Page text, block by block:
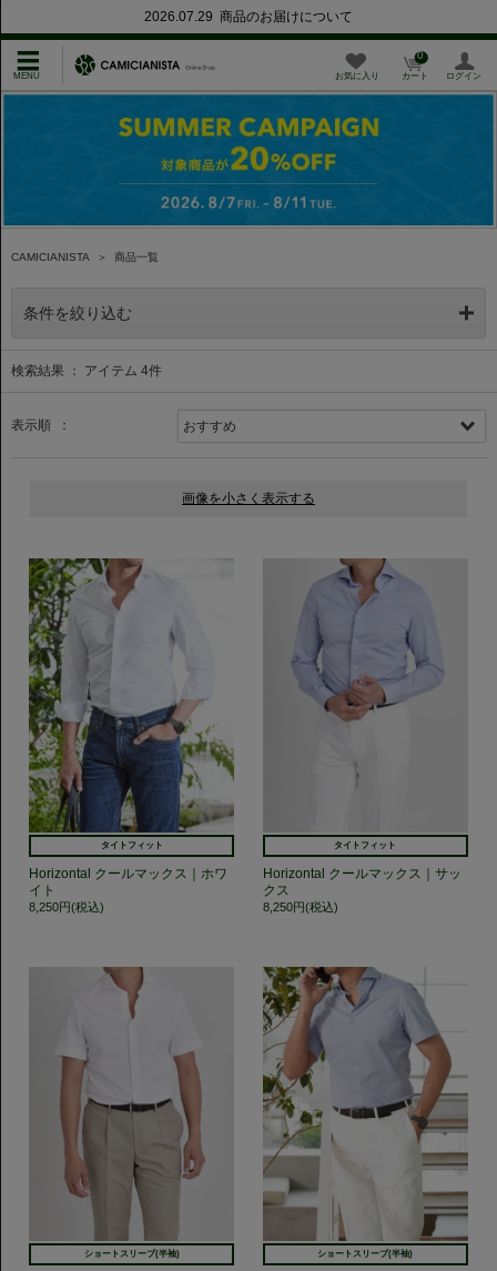
2026.07.29 商品のお届けについて
お気に入り カート
0
ログイン
CAMICIANISTA ＞ 商品一覧
条件を絞り込む
検索結果 ： アイテム 4件
表示順 ：
タイトフィット
Horizontal クールマックス｜ホワ
イト
8,250円(税込)
タイトフィット
Horizontal クールマックス｜サッ
クス
8,250円(税込)
ショートスリーブ(半袖) ショートスリーブ(半袖)